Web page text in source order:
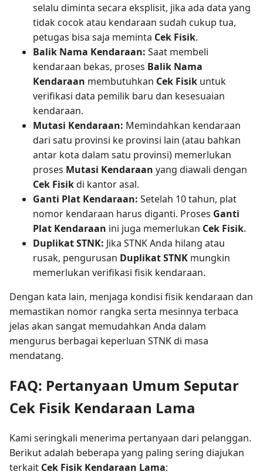
selalu diminta secara eksplisit, jika ada data yang
tidak cocok atau kendaraan sudah cukup tua,
petugas bisa saja meminta Cek Fisik.
Balik Nama Kendaraan: Saat membeli
kendaraan bekas, proses Balik Nama
Kendaraan membutuhkan Cek Fisik untuk
verifikasi data pemilik baru dan kesesuaian
kendaraan.
Mutasi Kendaraan: Memindahkan kendaraan
dari satu provinsi ke provinsi lain (atau bahkan
antar kota dalam satu provinsi) memerlukan
proses Mutasi Kendaraan yang diawali dengan
Cek Fisikdi kantor asal.
Ganti Plat Kendaraan: Setelah 10 tahun, plat
nomor kendaraan harus diganti. Proses Ganti
Plat Kendaraan ini juga memerlukan Cek Fisik.
Duplikat STNK: Jika STNK Anda hilang atau
rusak, pengurusan Duplikat STNK mungkin
memerlukan verifikasi fisik kendaraan.
Dengan kata lain, menjaga kondisi fisik kendaraan dan
memastikan nomor rangka serta mesinnya terbaca
jelas akan sangat memudahkan Anda dalam
mengurus berbagai keperluan STNK di masa
mendatang.
FAQ: Pertanyaan Umum Seputar
Cek Fisik Kendaraan Lama
Kami seringkali menerima pertanyaan dari pelanggan.
Berikut adalah beberapa yang paling sering diajukan
terkait Cek Fisik Kendaraan Lama: